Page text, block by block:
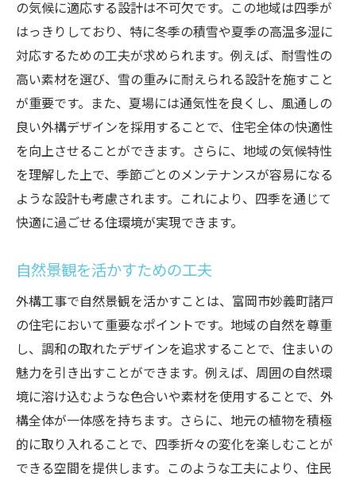
の気候に適応する設計は不可欠です。この地域は四季が
はっきりしており、特に冬季の積雪や夏季の高温多湿に
対応するための工夫が求められます。例えば、耐雪性の
高い素材を選び、雪の重みに耐えられる設計を施すこと
が重要です。また、夏場には通気性を良くし、風通しの
良い外構デザインを採用することで、住宅全体の快適性
を向上させることができます。さらに、地域の気候特性
を理解した上で、季節ごとのメンテナンスが容易になる
ような設計も考慮されます。これにより、四季を通じて
快適に過ごせる住環境が実現できます。
自然景観を活かすための工夫
外構工事で自然景観を活かすことは、富岡市妙義町諸戸
の住宅において重要なポイントです。地域の自然を尊重
し、調和の取れたデザインを追求することで、住まいの
魅力を引き出すことができます。例えば、周囲の自然環
境に溶け込むような色合いや素材を使用することで、外
構全体が一体感を持ちます。さらに、地元の植物を積極
的に取り入れることで、四季折々の変化を楽しむことが
できる空間を提供します。このような工夫により、住民